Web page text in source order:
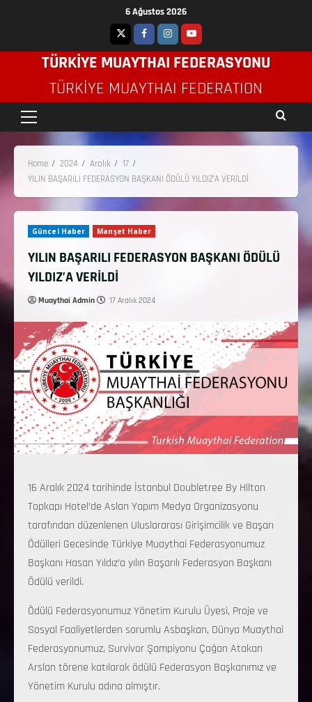
6 Ağustos 2026
TÜRKİYE MUAYTHAI FEDERASYONU
TÜRKIYE MUAYTHAI FEDERATION
Home 2024 Aralık
17
YILIN BAŞARILI FEDERASYON BAŞKANI ÖDÜLÜ YILDIZ’A VERİLDİ
Güncel Haber Manşet Haber
YILIN BAŞARILI FEDERASYON BAŞKANI ÖDÜLÜ
YILDIZ’A VERİLDİ
Muaythai Admin 17 Aralık 2024
16 Aralık 2024 tarihinde İstanbul Doubletree By Hilton
Topkapı Hotel’de Aslan Yapım Medya Organizasyonu
tarafından düzenlenen Uluslararası Girişimcilik ve Başarı
Ödülleri Gecesinde Türkiye Muaythai Federasyonumuz
Başkanı Hasan Yıldız’a yılın Başarılı Federasyon Başkanı
Ödülü verildi.
Ödülü Federasyonumuz Yönetim Kurulu Üyesi, Proje ve
Sosyal Faaliyetlerden sorumlu Asbaşkan, Dünya Muaythai
Federasyonumuz, Survivor Şampiyonu Çağan Atakan
Arslan törene katılarak ödülü Federasyon Başkanımız ve
Yönetim Kurulu adına almıştır.